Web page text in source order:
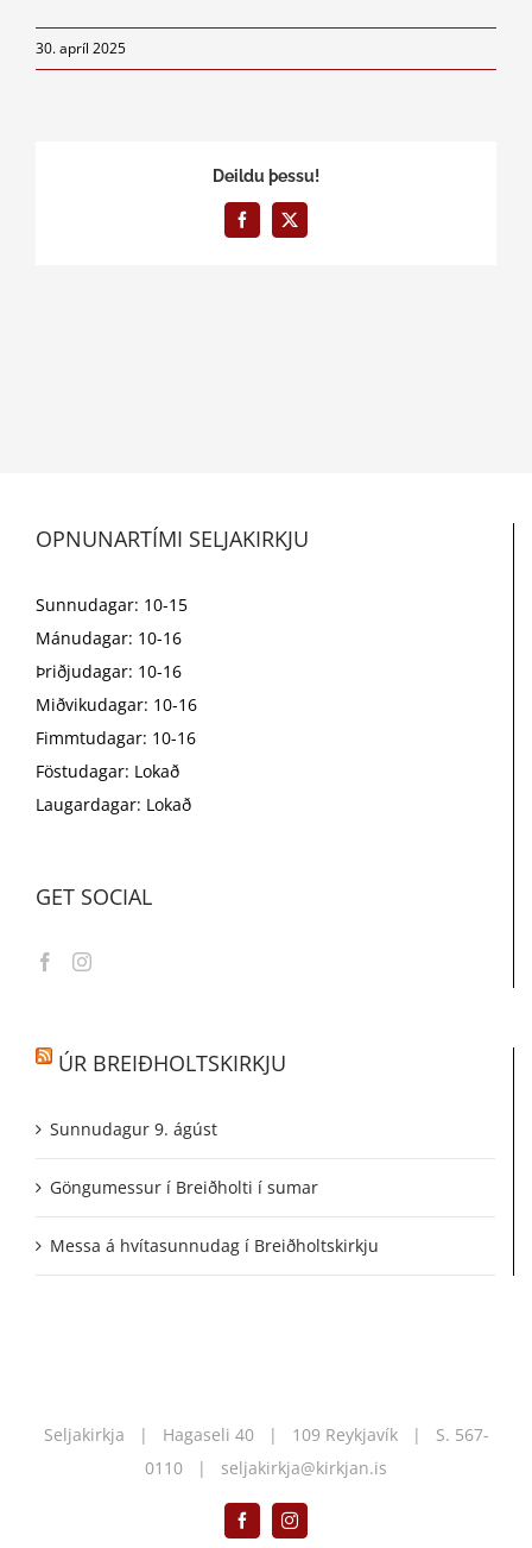
30. apríl 2025
Deildu þessu!
Facebook
X
OPNUNARTÍMI SELJAKIRKJU
Sunnudagar: 10-15
Mánudagar: 10-16
Þriðjudagar: 10-16
Miðvikudagar: 10-16
Fimmtudagar: 10-16
Föstudagar: Lokað
Laugardagar: Lokað
GET SOCIAL
ÚR BREIÐHOLTSKIRKJU
Sunnudagur 9. ágúst
Göngumessur í Breiðholti í sumar
Messa á hvítasunnudag í Breiðholtskirkju
Seljakirkja | Hagaseli 40 | 109 Reykjavík | S. 567-
0110 | seljakirkja@kirkjan.is
FacebookInstagram